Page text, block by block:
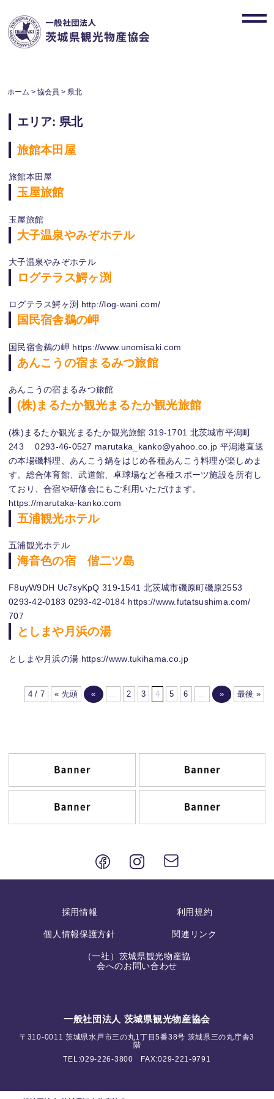
content
ホーム >協会員 > 県北
エリア: 県北
旅館本田屋
旅館本田屋
玉屋旅館
玉屋旅館
大子温泉やみぞホテル
大子温泉やみぞホテル
ログテラス鰐ヶ渕
ログテラス鰐ヶ渕 http://log-wani.com/
国民宿舎鵜の岬
国民宿舎鵜の岬 https://www.unomisaki.com
あんこうの宿まるみつ旅館
あんこうの宿まるみつ旅館
(株)まるたか観光まるたか観光旅館
(株)まるたか観光まるたか観光旅館 319-1701 北茨城市平潟町
243 0293-46-0527 marutaka_kanko@yahoo.co.jp 平潟港直送
の本場磯料理、あんこう鍋をはじめ各種あんこう料理が楽しめま
す。総合体育館、武道館、卓球場など各種スポーツ施設を所有し
ており、合宿や研修会にもご利用いただけます。
https://marutaka-kanko.com
五浦観光ホテル
五浦観光ホテル
海音色の宿 偕二ツ島
F8uyW9DH Uc7syKpQ 319-1541 北茨城市磯原町磯原2553
0293-42-0183 0293-42-0184 https://www.futatsushima.com/
707
としまや月浜の湯
としまや月浜の湯 https://www.tukihama.co.jp
4 / 7 « 先頭 « 2 3 4 5 6 » 最後 »
採用情報 利用規約
個人情報保護方針 関連リンク
（一社）茨城県観光物産協
会へのお問い合わせ
一般社団法人 茨城県観光物産協会
〒310-0011 茨城県水戸市三の丸1丁目5番38号 茨城県三の丸庁舎3
階
TEL:029-226-3800 FAX:029-221-9791